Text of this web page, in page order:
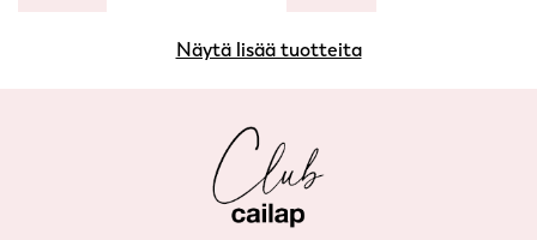
Näytä lisää tuotteita